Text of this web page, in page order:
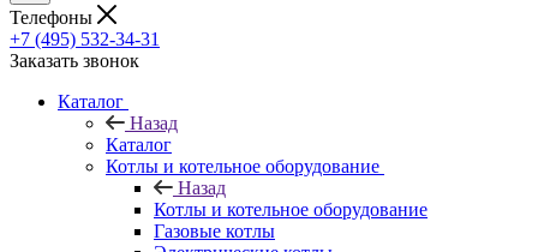
Телефоны
+7 (495) 532‑34‑31
Заказать звонок
Каталог
Назад
Каталог
Котлы и котельное оборудование
Назад
Котлы и котельное оборудование
Газовые котлы